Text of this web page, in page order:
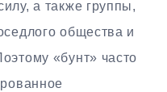
а также группы,
общества и
«бунт» часто